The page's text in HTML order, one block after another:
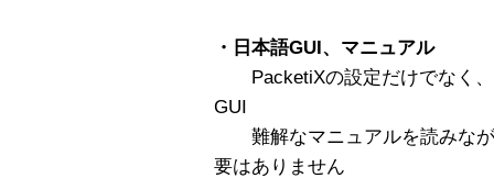
・日本語GUI、マニュアル
PacketiXの設定だけでなく、
GUI
難解なマニュアルを読みなが
要はありません